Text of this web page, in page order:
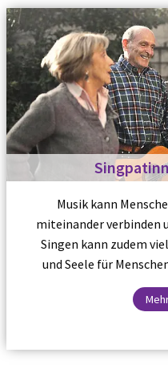
Musik kann
miteinander verbinden
Singen kann zudem
und Seele für